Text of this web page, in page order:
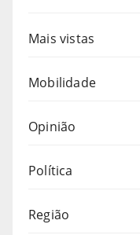
Mais vistas
Mobilidade
Opinião
Política
Região